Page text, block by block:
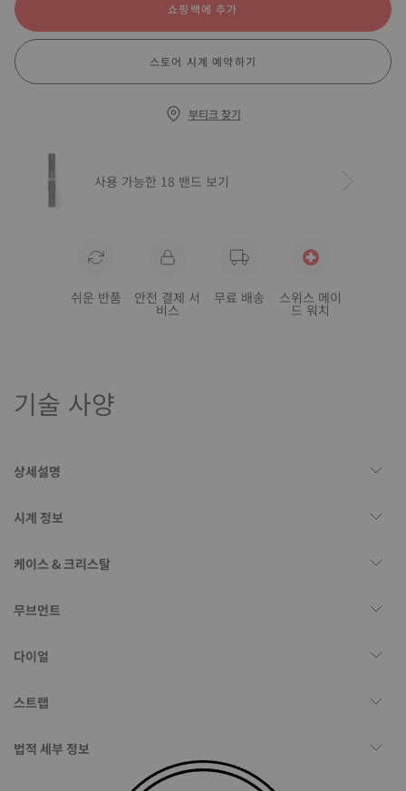
쇼핑백에 추가
스토어 시계 예약하기
부티크 찾기
사용 가능한 18 밴드 보기
쉬운 반품 안전 결제 서
비스
무료 배송 스위스 메이
드 워치
기술 사양
상세설명
시계 정보
케이스 & 크리스탈
무브먼트
다이얼
스트랩
법적 세부 정보